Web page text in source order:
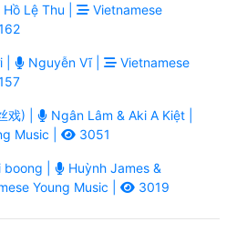
Hồ Lệ Thu |
Vietnamese
| Nguyễn Vĩ |
Vietnamese
戏) |
Ngân Lâm & Aki A Kiệt |
Music |
3051
|
Huỳnh James &
Young Music | 3019